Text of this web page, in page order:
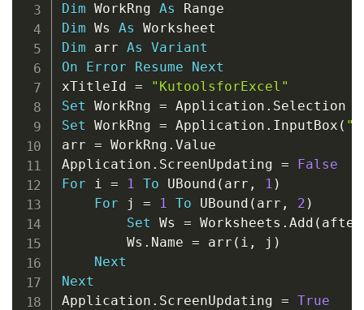
Dim WorkRng As
Dim Ws As
Dim arr As
Variant
On
Error Resume
Next
xTitleId =
"KutoolsforExcel"
Set WorkRng = Application .
Set WorkRng = Application . InputBox (
arr = WorkRng . Value
Application . ScreenUpdating =
False
For i = 1 To UBound ( arr , 1 )
For j = 1 To UBound ( arr , 2 )
Set Ws = Worksheets . Add ( after
        Ws
. Name = arr ( i , j )
Next
Next
Application . ScreenUpdating = True